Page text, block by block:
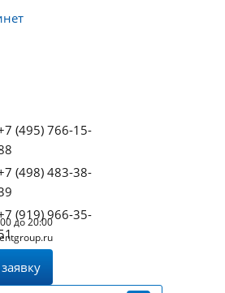
до 20:00
(495) 766-15-
(498) 483-38-
(919) 966-35-